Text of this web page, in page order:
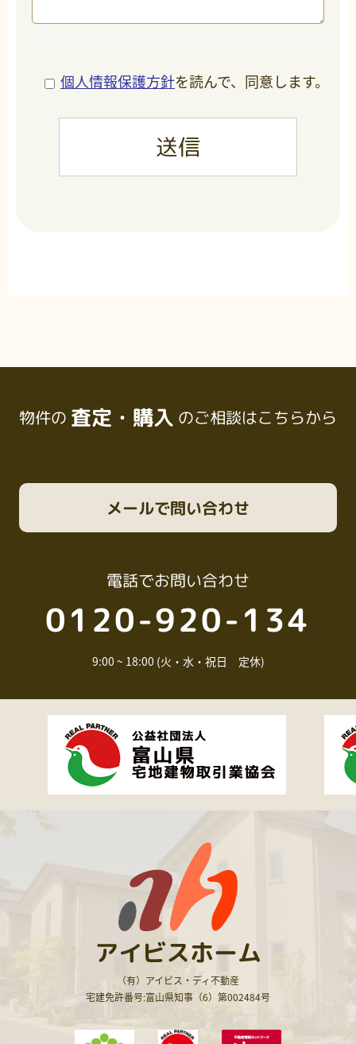
個人情報保護方針を読んで、同意します。
物件の 査定・購入 のご相談はこちらから
電話でお問い合わせ
0120-920-134
9:00 ~ 18:00 (火・水・祝日 定休)
メールで問い合わせ
アイビスホーム
（有）アイビス・ディ不動産
宅建免許番号:富山県知事（6）第002484号